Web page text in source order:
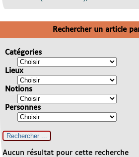
Rechercher un article
Catégories
Lieux
Notions
Personnes
Aucun résultat pour cette recherche